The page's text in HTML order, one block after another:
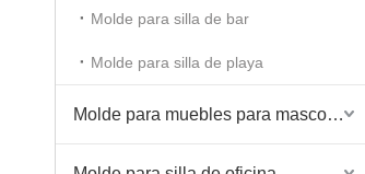
Molde para silla de bar
Molde para silla de playa
Molde para muebles para mascotas